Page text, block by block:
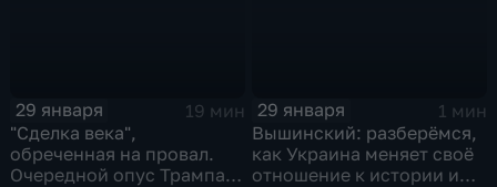
29 января
19 мин
"Сделка века",
обреченная на провал.
Очередной опус Трампа.
29 января
1 мин
Вышинский: разберёмся,
как Украина меняет своё
отношение к истории и